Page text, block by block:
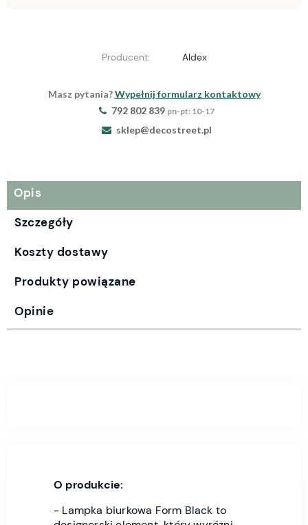
Producent: Aldex
Masz pytania?Wypełnij formularz kontaktowy
792 802 839 pn-pt: 10-17
sklep@decostreet.pl
Opis
Szczegóły
Koszty dostawy
Produkty powiązane
Opinie
O produkcie:
- Lampka biurkowa Form Black to